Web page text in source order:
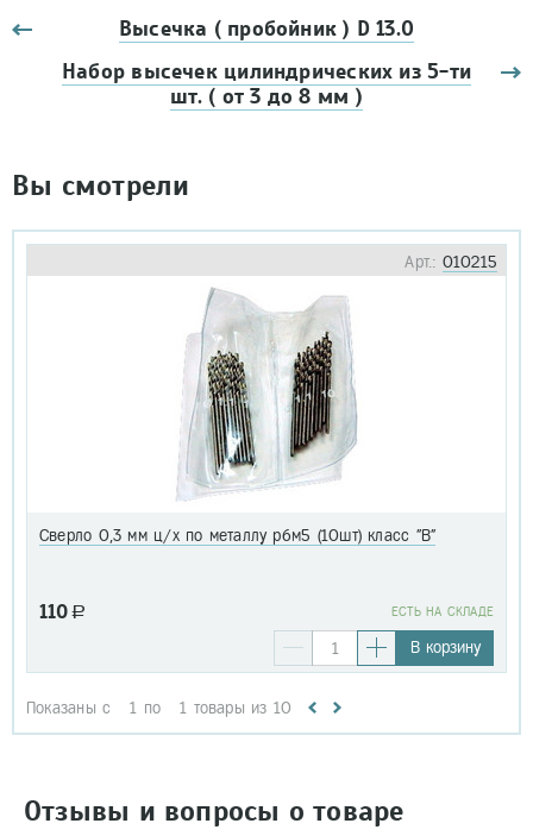
Высечка ( пробойник ) D 13.0
Набор высечек цилиндрических из 5-ти
шт. ( от 3 до 8 мм )
Вы смотрели
Арт.: 010215
Сверло 0,3 мм ц/х по металлу р6м5 (10шт) класс "В"
110 a EСТЬ НА СКЛАДЕ
В корзину
Показаны с 1 по 1 товары из 10
Отзывы и вопросы о товаре